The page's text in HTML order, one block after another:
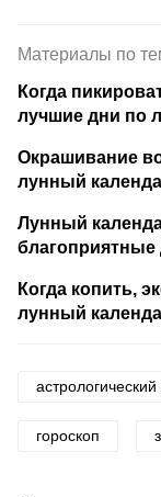
Материалы по
Когда
лучшие дни по
Окрашивание
лунный
Лунный
благоприятные
Когда копить,
лунный
астрологический
гороскоп